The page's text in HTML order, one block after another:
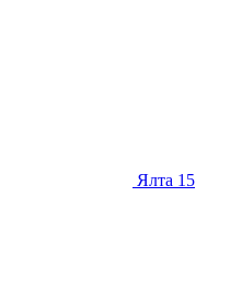
Ялта 15